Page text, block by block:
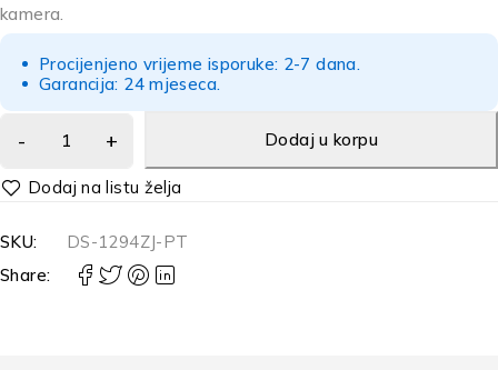
kamera.
Procijenjeno vrijeme isporuke: 2-7 dana.
Garancija: 24 mjeseca.
Dodaj u korpu
Alternative:
SKU:
DS-1294ZJ-PT
Share: